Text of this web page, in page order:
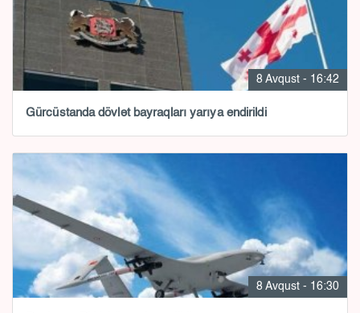
8 Avqust - 16:42
Gürcüstanda dövlət bayraqları yarıya endirildi
8 Avqust - 16:30